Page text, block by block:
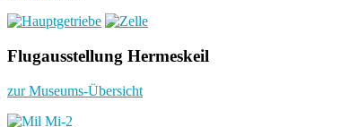
Flugausstellung Hermeskeil
zur Museums-Übersicht